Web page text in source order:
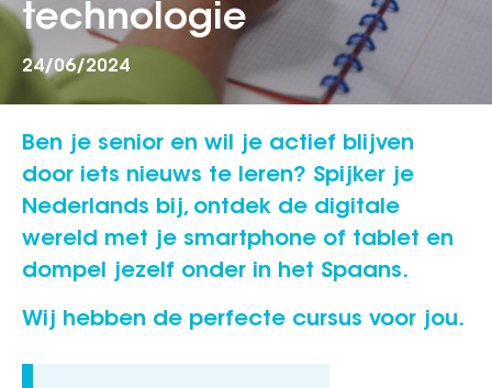
technologie
24/06/2024
Ben je senior en wil je actief blijven
door iets nieuws te leren? Spijker je
Nederlands bij, ontdek de digitale
wereld met je smartphone of tablet en
dompel jezelf onder in het Spaans.
Wij hebben de perfecte cursus voor jou.